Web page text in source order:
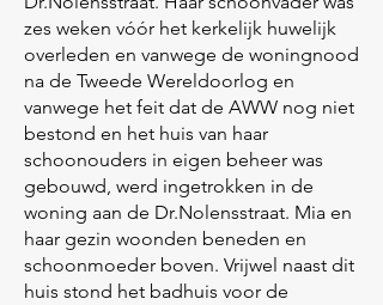
zes weken vóór het kerkelijk huwelijk
overleden en vanwege de woningnood
na de Tweede Wereldoorlog en
vanwege het feit dat de AWW nog niet
bestond en het huis van haar
schoonouders in eigen beheer was
gebouwd, werd ingetrokken in de
woning aan de Dr.Nolensstraat. Mia en
haar gezin woonden beneden en
schoonmoeder boven. Vrijwel naast dit
huis stond het badhuis voor de